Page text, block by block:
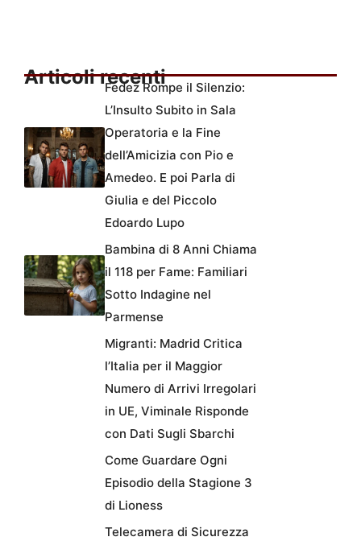
Articoli recentiFedez Rompe il Silenzio:
L’Insulto Subito in Sala
Operatoria e la Fine
dell’Amicizia con Pio e
Amedeo. E poi Parla di
Giulia e del Piccolo
Edoardo Lupo
Bambina di 8 Anni Chiama
il 118 per Fame: Familiari
Sotto Indagine nel
Parmense
Migranti: Madrid Critica
l’Italia per il Maggior
Numero di Arrivi Irregolari
in UE, Viminale Risponde
con Dati Sugli Sbarchi
Come Guardare Ogni
Episodio della Stagione 3
di Lioness
Telecamera di Sicurezza